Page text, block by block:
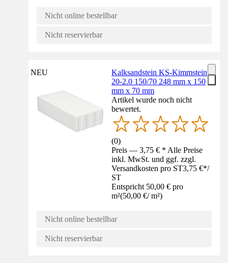
Nicht online bestellbar
Nicht reservierbar
NEU
Kalksandstein KS-Kimmstein
20-2.0 150/70 248 mm x 150
mm x 70 mm
Artikel wurde noch nicht
bewertet.
(0)
Preis — 3,75 € * Alle Preise
inkl. MwSt. und ggf. zzgl.
Versandkosten pro ST3,75 €*/
ST
Entspricht 50,00 € pro
m²(50,00 €/ m²)
Nicht online bestellbar
Nicht reservierbar